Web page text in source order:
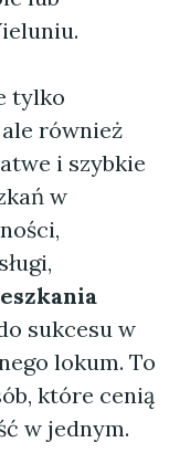
tylko
również
i szybkie
w
sukcesu w
lokum. To
które cenią
w jednym.